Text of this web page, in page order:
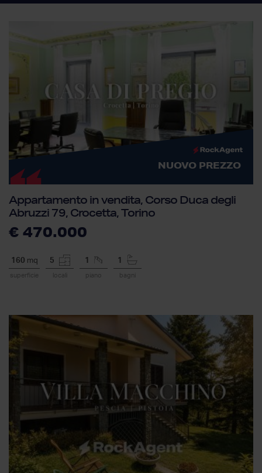
NUOVO PREZZO
Appartamento in vendita, Corso Duca degli
Abruzzi 79, Crocetta, Torino
€ 470.000
160 mq
superficie
5
locali
1
piano
1
bagni